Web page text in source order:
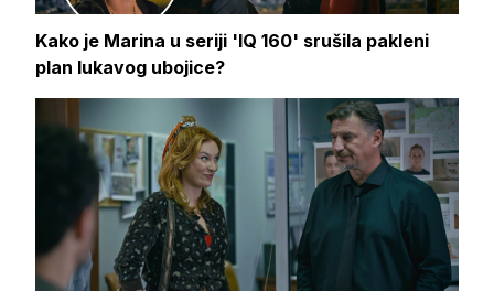
Kako je Marina u seriji 'IQ 160' srušila pakleni
plan lukavog ubojice?